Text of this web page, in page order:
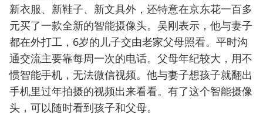
新衣服、新鞋子、新文具外，还特意在京东花一百多
元买了一款全新的智能摄像头。吴刚表示，他与妻子
都在外打工，6岁的儿子交由老家父母照看。平时沟
通交流主要靠每周一次的电话。父母年纪较大，用不
惯智能手机，无法微信视频。他与妻子想孩子就翻出
手机里过年拍摄的视频出来看看。有了这个智能摄像
头，可以随时看到孩子和父母。